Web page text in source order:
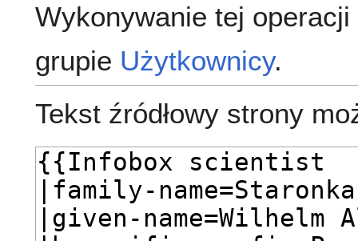
Wykonywanie tej
grupie Użytkownicy.
Tekst źródłowy strony